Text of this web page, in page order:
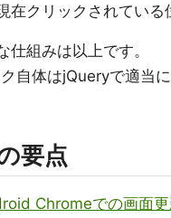
在クリックされている
仕組みは以上です。
自体はjQueryで適当
要点
Chromeでの画面更